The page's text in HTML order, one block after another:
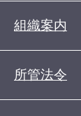
組織案内
所管法令